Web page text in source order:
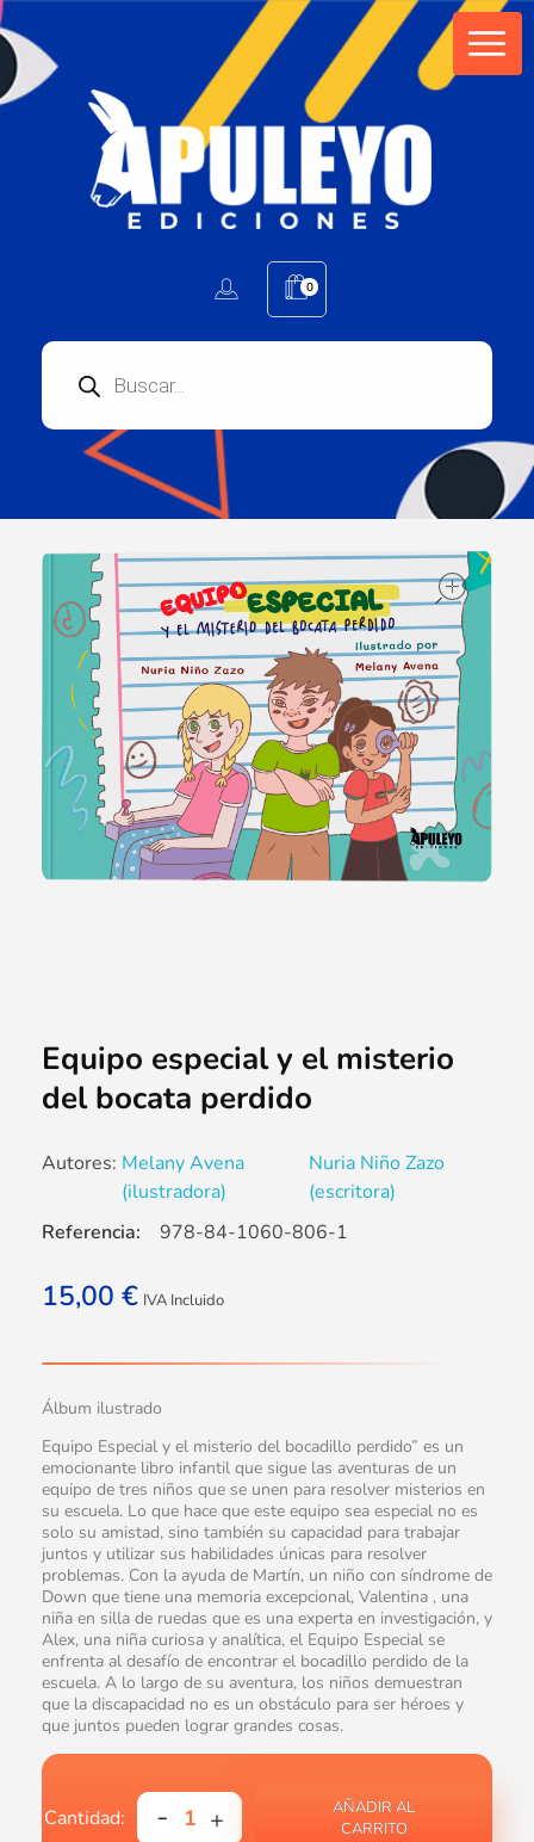
0
Equipo especial y el misterio
del bocata perdido
Autores: Melany Avena
(ilustradora)
Nuria Niño Zazo
(escritora)
15,00 € IVA Incluido
Álbum ilustrado
Equipo Especial y el misterio del bocadillo perdido” es un
emocionante libro infantil que sigue las aventuras de un
equipo de tres niños que se unen para resolver misterios en
su escuela. Lo que hace que este equipo sea especial no es
solo su amistad, sino también su capacidad para trabajar
juntos y utilizar sus habilidades únicas para resolver
problemas. Con la ayuda de Martín, un niño con síndrome de
Down que tiene una memoria excepcional, Valentina , una
niña en silla de ruedas que es una experta en investigación, y
Alex, una niña curiosa y analítica, el Equipo Especial se
enfrenta al desafío de encontrar el bocadillo perdido de la
escuela. A lo largo de su aventura, los niños demuestran
que la discapacidad no es un obstáculo para ser héroes y
que juntos pueden lograr grandes cosas.
AÑADIR AL
CARRITO
Referencia: 978-84-1060-806-1